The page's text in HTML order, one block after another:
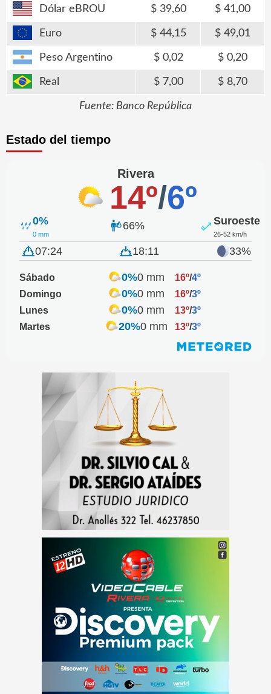
Dólar eBROU 39,60 41,00
Euro 44,15 49,01
Peso Argentino 0,02 0,20
Real 7,00 8,70
Fuente: Banco República
Estado del tiempo
Rivera
14º/6º
0%
0 mm
66% Suroeste
26-52 km/h
07:24 18:11 33%
Sábado 0%0 mm 16º/4º
Domingo
0%0 mm 16º/3º
Lunes
0%0 mm 13º/3º
Martes
20%0 mm 13º/3º